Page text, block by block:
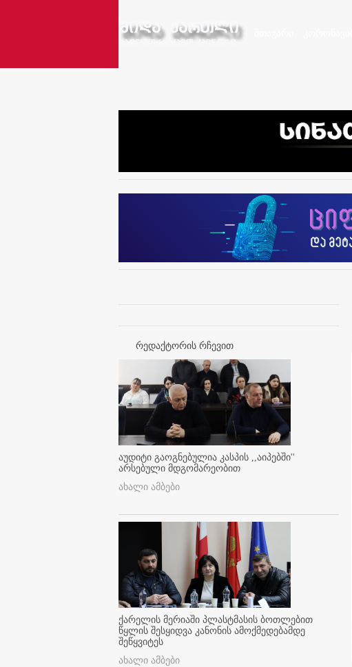
რედაქტორის რჩევით
აუდიტი გაოგნებულია კასპის ,,აიპებში''
არსებული მდგომარეობით
ახალი ამბები
ქარელის მერიაში პლასტმასის ბოთლებით
წყლის შესყიდვა კანონის ამოქმედებამდე
შეწყვიტეს
ახალი ამბები